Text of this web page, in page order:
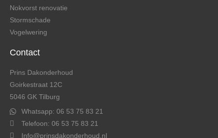
Nokvorst renovatie
Stormschade
Vogelwering
Contact
Prins Dakonderhoud
Goirkestraat 12C
5046 GK Tilburg
Whatsapp: 06 53 75 83 21
Telefoon: 06 53 75 83 21
Info@prinsdakonderhoud.nl